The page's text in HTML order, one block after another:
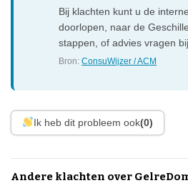
Bij klachten kunt u de
doorlopen, naar de
stappen, of advies vragen
Bron:ConsuWijzer / ACM
Ik heb dit probleem ook(0)
Andere klachten over